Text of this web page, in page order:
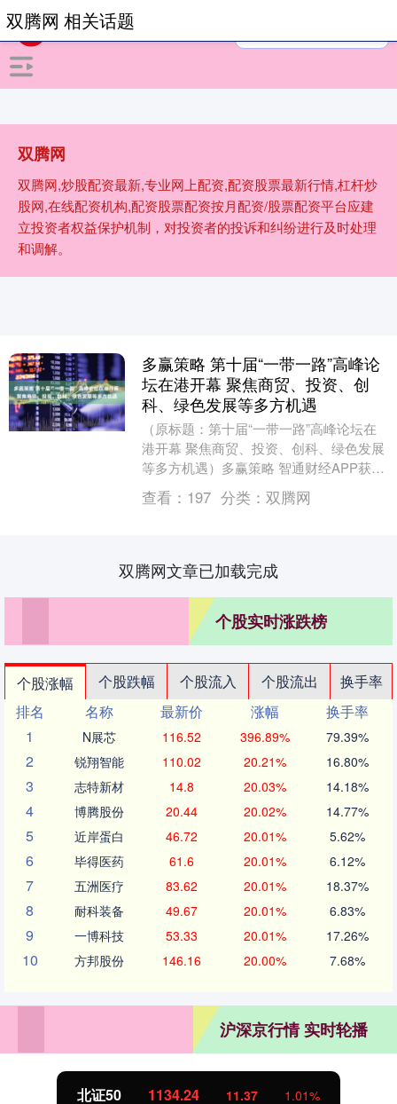
双腾网
双腾网,炒股配资最新,专业网上配资,配资股票最新行情,杠杆炒
股网,在线配资机构,配资股票配资按月配资/股票配资平台应建
立投资者权益保护机制，对投资者的投诉和纠纷进行及时处理
和调解。
双腾网 相关话题
多赢策略 第十届“一带一路”高峰论
坛在港开幕 聚焦商贸、投资、创
科、绿色发展等多方机遇
（原标题：第十届“一带一路”高峰论坛在
港开幕 聚焦商贸、投资、创科、绿色发展
等多方机遇）多赢策略 智通财经APP获
悉，9月10日，第十届“一带一路高峰论
坛”在香....
查看： 197 分类： 双腾网
双腾网文章已加载完成
个股实时涨跌榜
个股涨幅 个股跌幅 个股流入 个股流出
换手率
排名
名称 最新价 涨幅
换手率
1
N展芯 116.52 396.89% 79.39%
2 锐翔智能 110.02 20.21% 16.80%
3 志特新材 14.8 20.03% 14.18%
4 博腾股份 20.44 20.02% 14.77%
5 近岸蛋白 46.72 20.01% 5.62%
6 毕得医药 61.6 20.01% 6.12%
7 五洲医疗 83.62 20.01% 18.37%
8 耐科装备 49.67 20.01% 6.83%
9 一博科技 53.33 20.01% 17.26%
10 方邦股份 146.16 20.00% 7.68%
沪深京行情 实时轮播
1.01% 创业板指